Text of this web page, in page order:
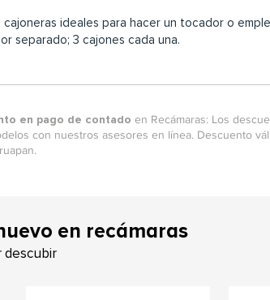
cajoneras ideales para hacer un tocador o
separado; 3 cajones cada una.
en pago de contado en Recámaras: Los
con nuestros asesores en línea. Descuento
en recámaras
descubir